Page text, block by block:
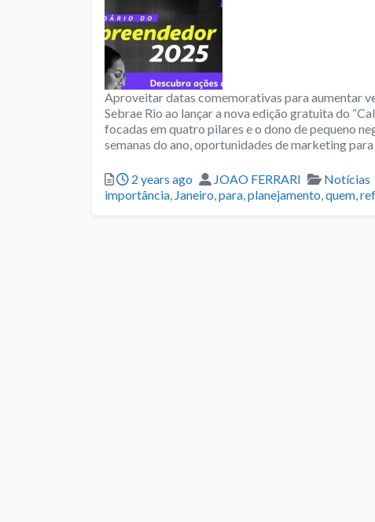
Aproveitar datas comemorativas para aumentar
Sebrae Rio ao lançar a nova edição gratuita do
focadas em quatro pilares e o dono de pequeno
semanas do ano, oportunidades de marketing para
Posted
2 years ago Author
JOAO FERRARI Notícias
importância, Janeiro,para,planejamento,quem,